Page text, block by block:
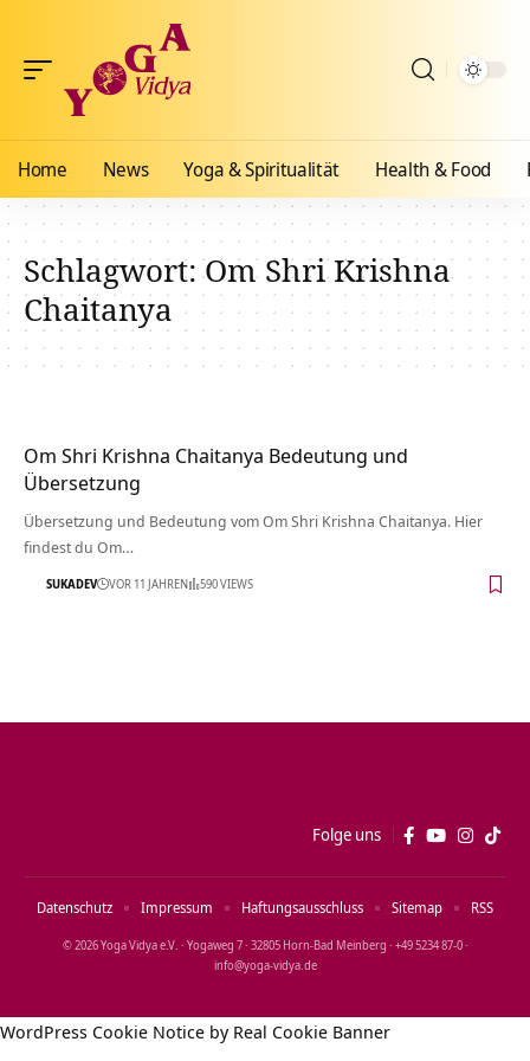
Home News Yoga & Spiritualität Health & Food
Schlagwort:Om Shri Krishna
Chaitanya
Om Shri Krishna Chaitanya Bedeutung und
Übersetzung
Übersetzung und Bedeutung vom Om Shri Krishna Chaitanya. Hier
findest du Om…
SUKADEV VOR 11 JAHREN 590 VIEWS
Folge uns
© 2026 Yoga Vidya e.V. · Yogaweg 7 · 32805 Horn‑Bad Meinberg · +49 5234 87‑0 ·
info@yoga‑vidya.de
Datenschutz Impressum Haftungsausschluss Sitemap RSS
WordPress Cookie Notice by Real Cookie Banner